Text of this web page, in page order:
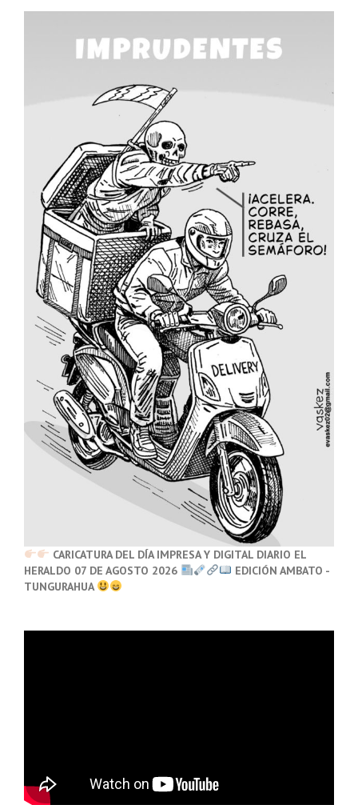
CARICATURA DEL DÍA IMPRESA Y DIGITAL DIARIO EL
HERALDO 07 DE AGOSTO 2026
EDICIÓN AMBATO -
TUNGURAHUA